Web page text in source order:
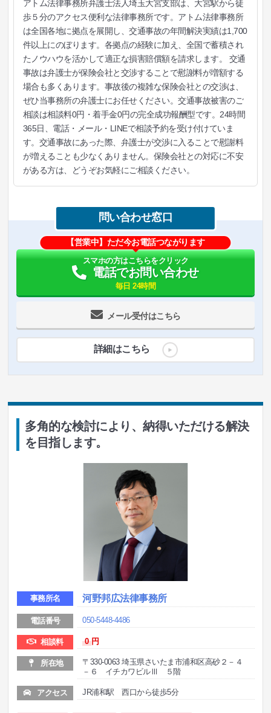
アトム法律事務所弁護士法人埼玉大宮支部は、大宮駅から徒
歩５分のアクセス便利な法律事務所です。アトム法律事務所
は全国各地に拠点を展開し、交通事故の年間解決実績は1,700
件以上にのぼります。各拠点の経験に加え、全国で蓄積され
たノウハウを活かして適正な損害賠償額を請求します。 交通
事故は弁護士が保険会社と交渉することで慰謝料が増額する
場合も多くあります。事故後の複雑な保険会社との交渉は、
ぜひ当事務所の弁護士にお任せください。交通事故被害のご
相談は相談料0円・着手金0円の完全成功報酬型です。24時間
365日、電話・メール・LINEで相談予約を受け付けていま
す。交通事故にあった際、弁護士が交渉に入ることで慰謝料
が増えることも少なくありません。保険会社との対応に不安
がある方は、どうぞお気軽にご相談ください。
問い合わせ窓口
メール受付はこちら
【営業中】ただ今お電話つながります
スマホの方はこちらをクリック
電話でお問い合わせ
毎日 24時間
詳細はこちら
多角的な検討により、納得いただける解決
を目指します。
事務所名 河野邦広法律事務所
電話番号 050-5448-4486
相談料 0 円
所在地
〒330-0063 埼玉県さいたま市浦和区高砂２－４
－６ イチカワビルⅢ ５階
アクセス JR浦和駅 西口から徒歩5分